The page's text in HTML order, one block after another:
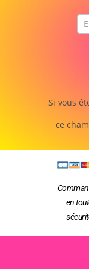
Si vous
ce
en